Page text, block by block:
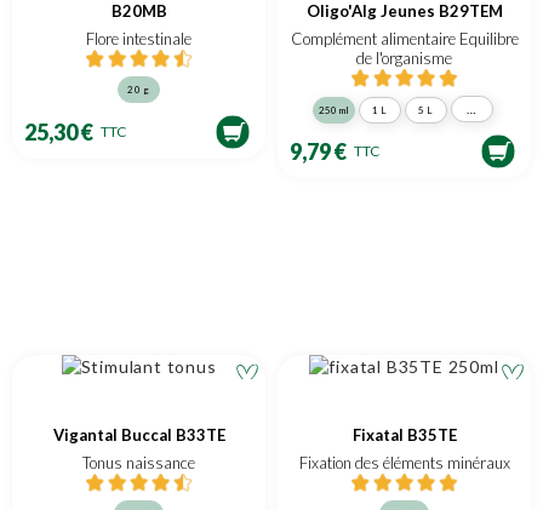
B20MB
Flore intestinale
20 g
25,30 € TTC
Oligo'Alg Jeunes B29TEM
Complément alimentaire Equilibre
de l'organisme
250 ml 1 L 5 L
9,79 € TTC
Vigantal Buccal B33TE
Tonus naissance
Fixatal B35TE
Fixation des éléments minéraux